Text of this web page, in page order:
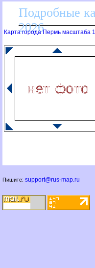
Подробные
2026
Карта города Пермь масштаба
Пишите: support@rus-map.ru